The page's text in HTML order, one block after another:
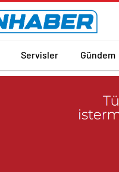
Servisler Gündem